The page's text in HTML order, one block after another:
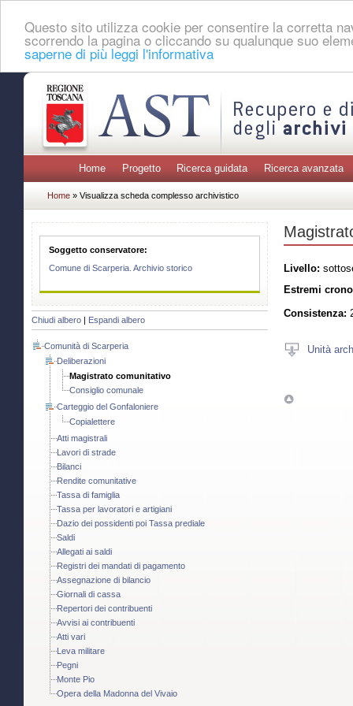
Questo sito utilizza cookie per consentire la corretta
scorrendo la pagina o cliccando su qualunque suo
saperne di più leggi l'informativa
Home Progetto Ricerca guidata Ricerca avanzata
Home » Visualizza scheda complesso archivistico
Soggetto conservatore:
Comune di Scarperia. Archivio storico
Chiudi albero Espandi albero
Comunità di Scarperia
Deliberazioni
Magistrato comunitativo
Consiglio comunale
Carteggio del Gonfaloniere
Copialettere
Atti magistrali
Lavori di strade
Bilanci
Rendite comunitative
Tassa di famiglia
Tassa per lavoratori e artigiani
Dazio dei possidenti poi Tassa prediale
Saldi
Allegati ai saldi
Registri dei mandati di pagamento
Assegnazione di bilancio
Giornali di cassa
Repertori dei contribuenti
Avvisi ai contribuenti
Atti vari
Leva militare
Pegni
Monte Pio
Opera della Madonna del Vivaio
Livello:
Estremi
Consistenza:
Unità